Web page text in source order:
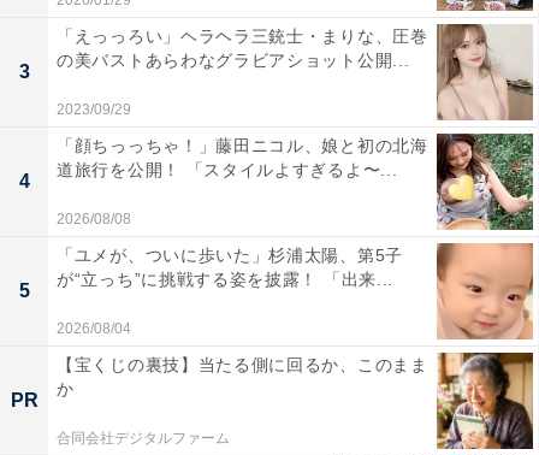
3
「えっっろい」ヘラヘラ三銃士・まりな、圧巻
の美バストあらわなグラビアショット公開...
2023/09/29
4
「顔ちっっちゃ！」藤田ニコル、娘と初の北海
道旅行を公開！ 「スタイルよすぎるよ〜...
2026/08/08
5
「ユメが、ついに歩いた」杉浦太陽、第5子
が“立っち”に挑戦する姿を披露！ 「出来...
2026/08/04
PR
【宝くじの裏技】当たる側に回るか、このまま
か
合同会社デジタルファーム